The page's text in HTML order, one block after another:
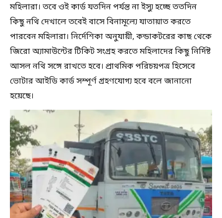
মহিলারা। তবে ওই কার্ড যতদিন পর্যন্ত না ইস্যু হচ্ছে ততদিন
কিছু নথি দেখালে তবেই বাসে বিনামূল্যে যাতায়াত করতে
পারবেন মহিলারা। নির্দেশিকা অনুযায়ী, কন্ডাকটরের কাছ থেকে
জিরো অ্যামাউন্টের টিকিট সংগ্রহ করতে মহিলাদের কিছু নির্দিষ্ট
আসল নথি সঙ্গে রাখতে হবে। প্রাথমিক পরিচয়পত্র হিসেবে
ভোটার আইডি কার্ড সম্পূর্ণ গ্রহণযোগ্য হবে বলে জানানো
হয়েছে।